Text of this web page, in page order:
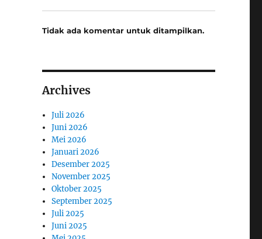
Tidak ada komentar untuk ditampilkan.
Archives
Juli 2026
Juni 2026
Mei 2026
Januari 2026
Desember 2025
November 2025
Oktober 2025
September 2025
Juli 2025
Juni 2025